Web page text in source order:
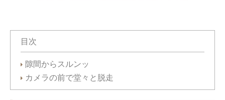
目次
隙間からスルンッ
カメラの前で堂々と脱走